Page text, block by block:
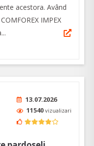
acestora. Având
IMPEX
13.07.2026
11540 vizualizari